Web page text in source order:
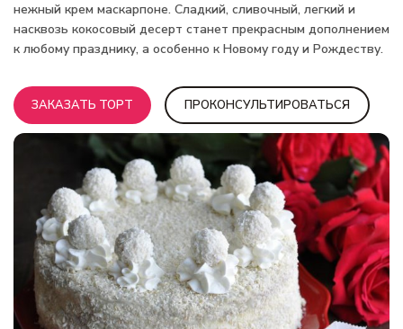
нежный крем маскарпоне. Сладкий, сливочный, легкий и
насквозь кокосовый десерт станет прекрасным дополнением
к любому празднику, а особенно к Новому году и Рождеству.
ЗАКАЗАТЬ ТОРТ ПРОКОНСУЛЬТИРОВАТЬСЯ